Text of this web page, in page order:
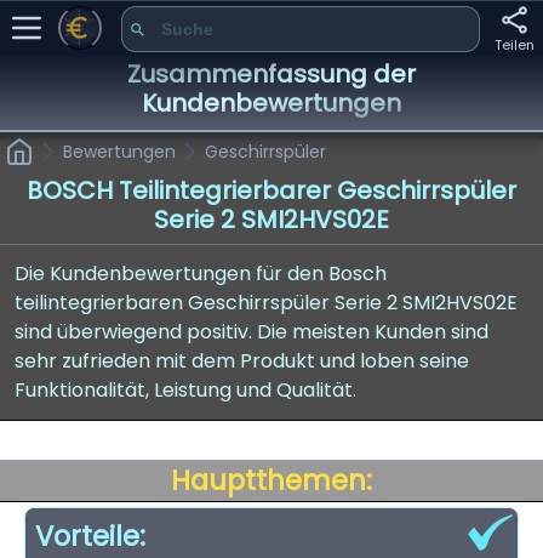
Teilen
Zusammenfassung der
Kundenbewertungen
Bewertungen Geschirrspüler
BOSCH Teilintegrierbarer Geschirrspüler
Serie 2 SMI2HVS02E
Die Kundenbewertungen für den Bosch
teilintegrierbaren Geschirrspüler Serie 2 SMI2HVS02E
sind überwiegend positiv. Die meisten Kunden sind
sehr zufrieden mit dem Produkt und loben seine
Funktionalität, Leistung und Qualität.
Hauptthemen:
Vorteile: